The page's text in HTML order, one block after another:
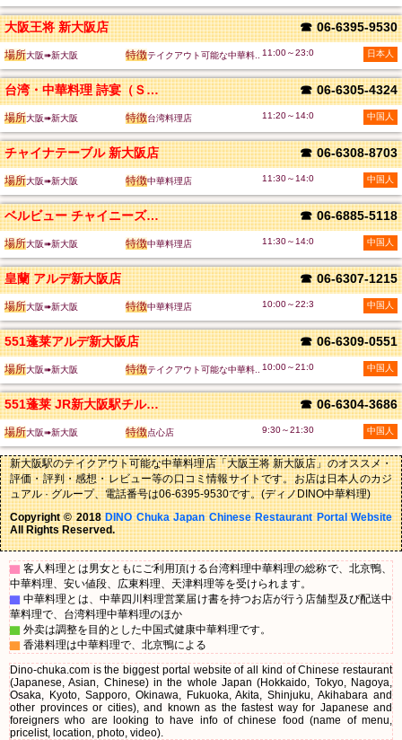
大阪王将 新大阪店 ☎ 06-6395-9530
場所大阪➠新大阪 特徴テイクアウト可能な中華料.. 11:00～23:0 日本人
台湾・中華料理 詩宴（ＳＨＩＥＮ） ☎ 06-6305-4324
場所大阪➠新大阪 特徴台湾料理店 11:20～14:0 中国人
チャイナテーブル 新大阪店 ☎ 06-6308-8703
場所大阪➠新大阪 特徴中華料理店 11:30～14:0 中国人
ベルビュー チャイニーズレストラン ニュ ☎ 06-6885-5118
場所大阪➠新大阪 特徴中華料理店 11:30～14:0 中国人
皇蘭 アルデ新大阪店 ☎ 06-6307-1215
場所大阪➠新大阪 特徴中華料理店 10:00～22:3 中国人
551蓬莱アルデ新大阪店 ☎ 06-6309-0551
場所大阪➠新大阪 特徴テイクアウト可能な中華料.. 10:00～21:0 中国人
551蓬莱 JR新大阪駅チルド売店 （新 ☎ 06-6304-3686
場所大阪➠新大阪 特徴点心店 9:30～21:30 中国人
新大阪駅のテイクアウト可能な中華料理店「大阪王将 新大阪店」のオススメ・
評価・評判・感想・レビュー等の口コミ情報サイトです。お店は日本人のカジ
ュアル · グループ、電話番号は06-6395-9530です。(ディノDINO中華料理)
Copyright © 2018DINO Chuka Japan Chinese Restaurant Portal Website
All Rights Reserved.
▇ 客人料理とは男女ともにご利用頂ける台湾料理中華料理の総称で、北京鴨、
中華料理、安い値段、広東料理、天津料理等を受けられます。
▇ 中華料理とは、中華四川料理営業届け書を持つお店が行う店舗型及び配送中
華料理で、台湾料理中華料理のほか
▇ 外卖は調整を目的とした中国式健康中華料理です。
▇ 香港料理は中華料理で、北京鴨による
Dino-chuka.com is the biggest portal website of all kind of Chinese restaurant
(Japanese, Asian, Chinese) in the whole Japan (Hokkaido, Tokyo, Nagoya,
Osaka, Kyoto, Sapporo, Okinawa, Fukuoka, Akita, Shinjuku, Akihabara and
other provinces or cities), and known as the fastest way for Japanese and
foreigners who are looking to have info of chinese food (name of menu,
pricelist, location, photo, video).